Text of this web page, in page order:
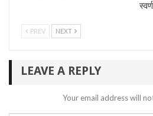
PREV NEXT
LEAVE A REPLY
Your email address will